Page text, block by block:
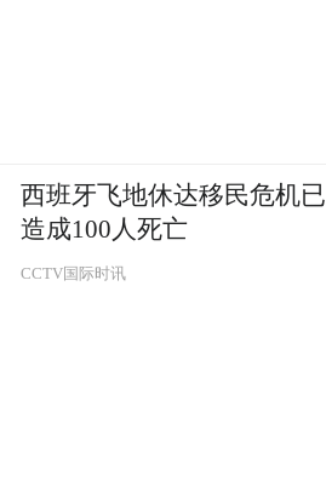
西班牙飞地休达移民危机已
造成100人死亡
CCTV国际时讯